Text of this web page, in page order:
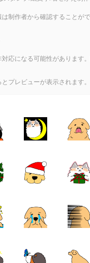
制作者から確認することが
応になる可能性があります
プレビューが表示されます。